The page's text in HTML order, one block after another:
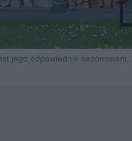
jego odpowiednie